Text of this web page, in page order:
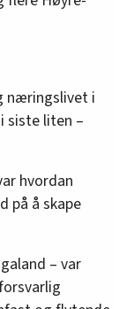
næringslivet i
siste liten –
hvordan
på å skape
– var